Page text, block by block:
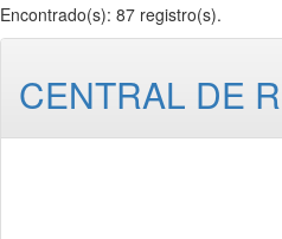
Encontrado(s): 87 registro(s).
CENTRAL DE